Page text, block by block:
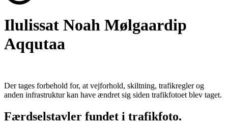
Ilulissat Noah Mølgaardip
Aqqutaa
Der tages forbehold for, at vejforhold, skiltning, trafikregler og
anden infrastruktur kan have ændret sig siden trafikfotoet blev taget.
Færdselstavler fundet i trafikfoto.